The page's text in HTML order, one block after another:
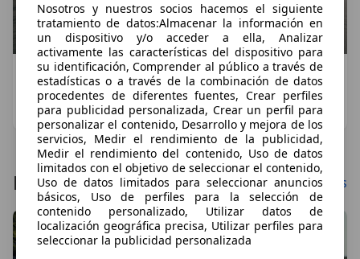
Nosotros y nuestros socios hacemos el siguiente
tratamiento de datos:Almacenar la información en
un dispositivo y/o acceder a ella, Analizar
activamente las características del dispositivo para
su identificación, Comprender al público a través de
estadísticas o a través de la combinación de datos
procedentes de diferentes fuentes, Crear perfiles
para publicidad personalizada, Crear un perfil para
personalizar el contenido, Desarrollo y mejora de los
servicios, Medir el rendimiento de la publicidad,
Medir el rendimiento del contenido, Uso de datos
limitados con el objetivo de seleccionar el contenido,
Uso de datos limitados para seleccionar anuncios
básicos, Uso de perfiles para la selección de
contenido personalizado, Utilizar datos de
localización geográfica precisa, Utilizar perfiles para
seleccionar la publicidad personalizada
El BMW M2 con M Performance Track Kit rompe
el cronómetro en Nürburgring y hace historia
Dani Cuadrado · 29/07/2026 · 4 minutos de lectura
Pruebas: Últimos artículos Mostrar más